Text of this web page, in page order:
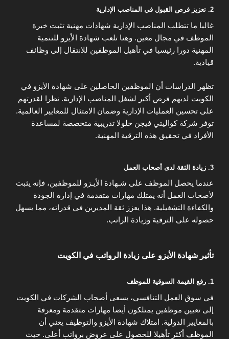
2. تعزيز فرص القبول في المناصب الإدارية
غالبا ما تتطلب المناصب الإدارية شهادات مهنية تثبت خبرة
الموظف في مجال معين. وهنا تلعب شهادة الأيزو للتنمية
المهنية دورا رئيسيا في تأهيل الموظفين للانتقال إلى وظائف
قيادية.
تظهر الدراسات أن الموظفين الحاصلين على شهادة الأيزو في
الكويت لديهم فرص أكبر لشغل المناصب الإدارية. نظرا لقدرتهم
على تحسين العمليات الإدارية وضمان الامتثال للمعايير العالمية.
توفر شركة كواليتي فيجن حلولا تدريبية متخصصة لمساعدة
الأفراد في تحقيق هذه الترقية المهنية.
3. زيادة الثقة لدى أصحاب العمل
عندما يحصل الموظف على شـهادة الأيـزو للموظفين، فإنه يثبت
لأصحاب العمل أنه يمتلك مهارات متقدمة في إدارة الجودة
والكفاءة التشغيلية. هذا يعزز ثقة المديرين في قدراته، مما يسهل
حصوله على الترقية وزيادة الراتب.
تأثير شهادة الأيزو على زيادة الرواتب في الكويت
1. رفع القيمة السوقية للموظف
في سوق العمل التنافسي، يسعى أصحاب الشركات في الكويت
إلى تعيين موظفين يمتلكون أيضا مهارات متقدمة ومعرفة
بالمعايير الدولية. امتلاك شهادة الأيزو والتوظيف يعني أن
الموظف أكثر تأهيلا للحصول على عروض برواتب أعلى. حيث